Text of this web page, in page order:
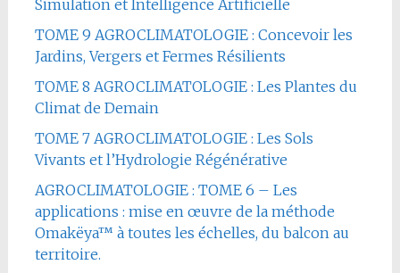
Simulation et Intelligence Artificielle
TOME 9 AGROCLIMATOLOGIE : Concevoir les
Jardins, Vergers et Fermes Résilients
TOME 8 AGROCLIMATOLOGIE : Les Plantes du
Climat de Demain
TOME 7 AGROCLIMATOLOGIE : Les Sols
Vivants et l’Hydrologie Régénérative
AGROCLIMATOLOGIE : TOME 6 – Les
applications : mise en œuvre de la méthode
Omakëya™ à toutes les échelles, du balcon au
territoire.